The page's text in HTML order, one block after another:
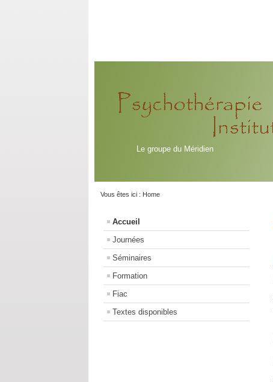
Le groupe du Méridien
Vous êtes ici : Home
Accueil
Journées
Séminaires
Formation
Fiac
Textes disponibles